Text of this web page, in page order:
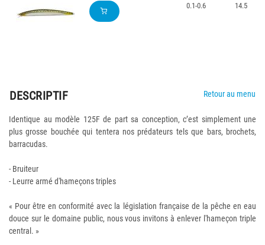
0.1-0.6
14.5
DESCRIPTIF Retour au menu
Identique au modèle 125F de part sa conception, c’est simplement une
plus grosse bouchée qui tentera nos prédateurs tels que bars, brochets,
barracudas.
- Bruiteur
- Leurre armé d'hameçons triples
« Pour être en conformité avec la législation française de la pêche en eau
douce sur le domaine public, nous vous invitons à enlever l'hameçon triple
central. »